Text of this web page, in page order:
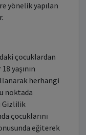
yönelik yapılan
çocuklardan
yaşının
herhangi
noktada
Gizlilik
çocuklarını
eğiterek